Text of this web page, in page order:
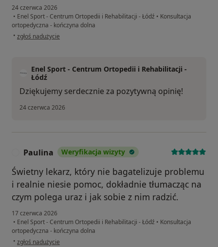
24 czerwca 2026
• Enel Sport - Centrum Ortopedii i Rehabilitacji - Łódź • Konsultacja
ortopedyczna - kończyna dolna
• w opinii użytkownika DANIEL
zgłoś nadużycie
Enel Sport - Centrum Ortopedii i Rehabilitacji -
Łódź
Dziękujemy serdecznie za pozytywną opinię!
24 czerwca 2026
Paulina Weryfikacja wizyty
Świetny lekarz, który nie bagatelizuje problemu
i realnie niesie pomoc, dokładnie tłumacząc na
czym polega uraz i jak sobie z nim radzić.
17 czerwca 2026
• Enel Sport - Centrum Ortopedii i Rehabilitacji - Łódź • Konsultacja
ortopedyczna - kończyna dolna
• w opinii użytkownika Paulina
zgłoś nadużycie